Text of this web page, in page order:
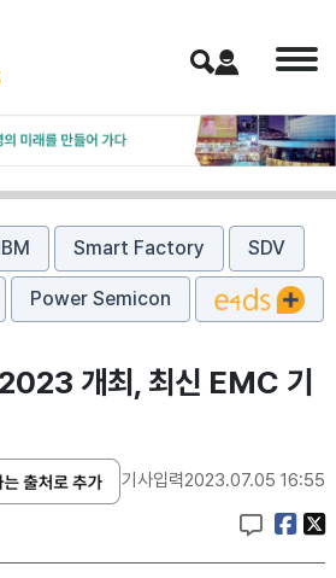
Smart Factory SDV
Power Semicon
개최, 최신 EMC 기
기사입력2023.07.05 16:55